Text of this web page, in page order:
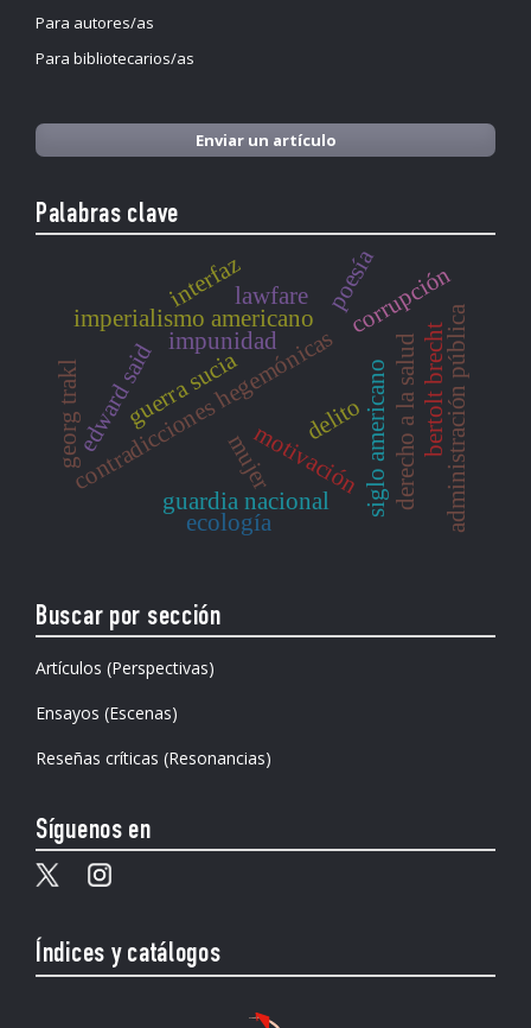
Para autores/as
Para bibliotecarios/as
Enviar un artículo
Palabras clave
contradicciones hegemónicassiglo americano
imperialismo americano
mujer
delito
corrupción
impunidad derecho a la salud
motivación
poesía
georg trakl bertolt brecht
guerra sucia
lawfare
guardia nacional
edward said
interfaz
ecología administración pública
Buscar por sección
Artículos (Perspectivas)
Ensayos (Escenas)
Reseñas críticas (Resonancias)
Síguenos en
Índices y catálogos